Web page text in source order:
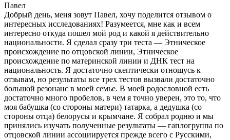
Павел
Добрый день, меня зовут Павел, хочу поделится отзывом о
интересных исследованиях! Разумеется, мне как и всем
интересно откуда пошел мой род и какой я действительно
национальности. Я сделал сразу три теста — Этническое
происхождение по отцовской линии, Этническое
происхождение по материнской линии и ДНК тест на
национальность. Я достаточно скептически отношусь к
отзывам, но результаты все трех тестов вызвали достаточно
большой резонанс в моей семье. В моей родословной есть
достаточно много пробелов, в чем я точно уверен, это то, что
моя бабушка (со стороны матери) татарка, а дедушка (со
стороны отца) белорусы и крымчане. Я собрал родню и мы
принялись изучать полученные результаты — гаплогруппа по
отцовской линии ассоциируется прежде всего с Русскими,